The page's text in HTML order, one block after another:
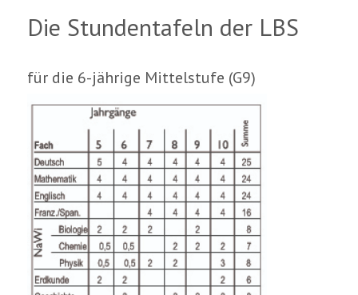
Die Stundentafeln der LBS
für die 6-jährige Mittelstufe (G9)